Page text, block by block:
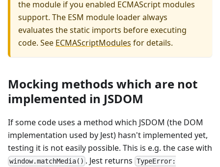
the module if you enabled ECMAScript modules
support. The ESM module loader always
evaluates the static imports before executing
code. See ECMAScriptModules for details.
Mocking methods which are not
implemented in JSDOM
If some code uses a method which JSDOM (the DOM
implementation used by Jest) hasn't implemented yet,
testing it is not easily possible. This is e.g. the case with
window.matchMedia() . Jest returns TypeError: